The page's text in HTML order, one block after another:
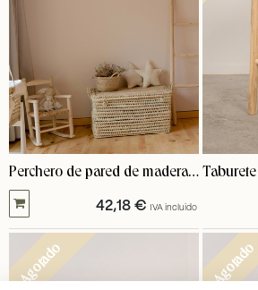
Perchero de pared de madera
natural Kos
42,18 € IVA incluido
Agotado Agotado